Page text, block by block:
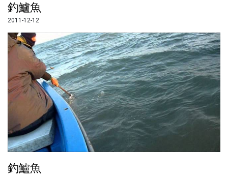
釣鱸魚
2011-12-12
釣鱸魚